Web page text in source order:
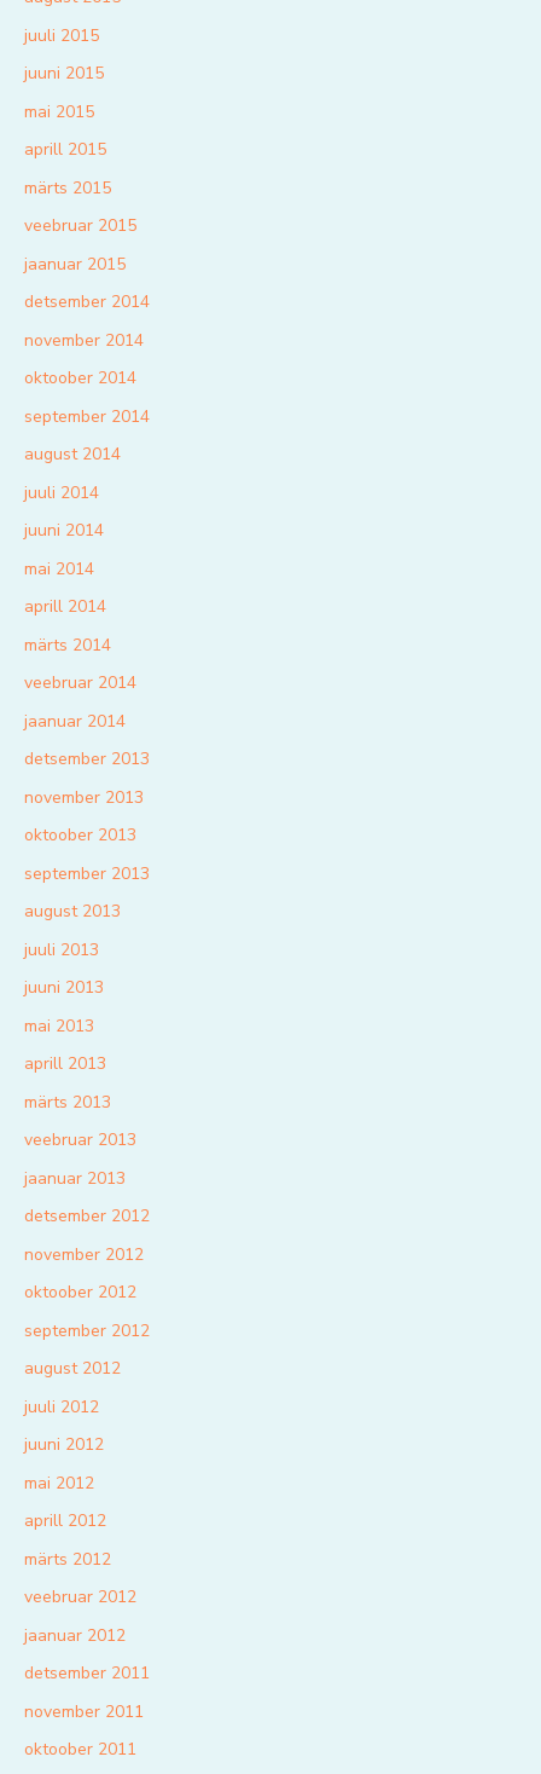
juuli 2015
juuni 2015
mai 2015
aprill 2015
märts 2015
veebruar 2015
jaanuar 2015
detsember 2014
november 2014
oktoober 2014
september 2014
august 2014
juuli 2014
juuni 2014
mai 2014
aprill 2014
märts 2014
veebruar 2014
jaanuar 2014
detsember 2013
november 2013
oktoober 2013
september 2013
august 2013
juuli 2013
juuni 2013
mai 2013
aprill 2013
märts 2013
veebruar 2013
jaanuar 2013
detsember 2012
november 2012
oktoober 2012
september 2012
august 2012
juuli 2012
juuni 2012
mai 2012
aprill 2012
märts 2012
veebruar 2012
jaanuar 2012
detsember 2011
november 2011
oktoober 2011